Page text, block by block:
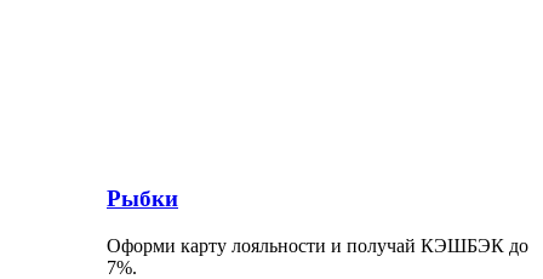
Рыбки
Оформи карту лояльности и получай КЭШБЭК до
7%.